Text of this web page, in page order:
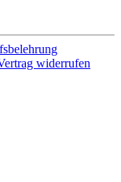
widerrufen